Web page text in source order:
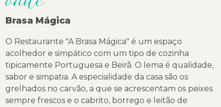
Brasa Mágica
O Restaurante "A Brasa Mágica" é um espaço
acolhedor e simpático com um tipo de cozinha
tipicamente Portuguesa e Beirã. O lema é qualidade,
sabor e simpatia. A especialidade da casa são os
grelhados no carvão, a que se acrescentam os peixes
sempre frescos e o cabrito, borrego e leitão de